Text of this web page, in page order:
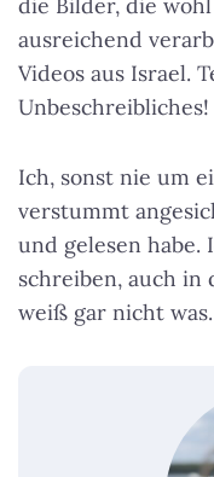
die Bilder, die
ausreichend
Videos aus Israel.
Unbeschreibliches!
Ich, sonst nie um
verstummt
und gelesen habe.
schreiben, auch in
weiß gar nicht was.